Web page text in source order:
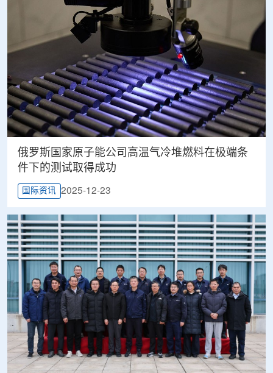
俄罗斯国家原子能公司高温气冷堆燃料在极端条
件下的测试取得成功
国际资讯 2025-12-23